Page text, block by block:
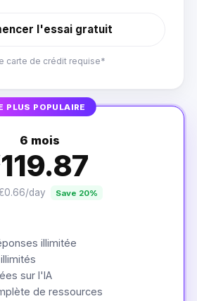
l'essai gratuit
carte de crédit requise*
PLUS POPULAIRE
6 mois
119.87
day Save 20%
illimitée
sur l'IA
de ressources